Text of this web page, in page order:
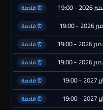
⏰ قادمة
⏰ قادمة
⏰ قادمة
⏰ قادمة
⏰ قادمة
⏰ قادمة